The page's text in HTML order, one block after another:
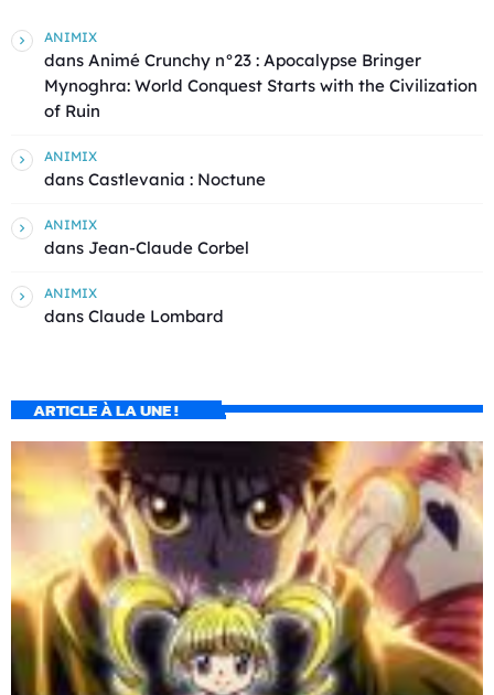
ANIMIX
dans Animé Crunchy n°23 : Apocalypse Bringer
Mynoghra: World Conquest Starts with the Civilization
of Ruin
ANIMIX
dans Castlevania : Noctune
ANIMIX
dans Jean-Claude Corbel
ANIMIX
dans Claude Lombard
ARTICLE À LA UNE !